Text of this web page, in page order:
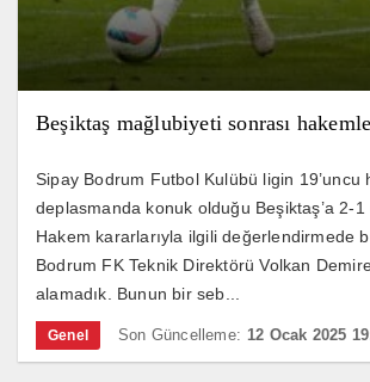
Beşiktaş mağlubiyeti sonrası
Sipay Bodrum Futbol Kulübü ligin 19’uncu
deplasmanda konuk olduğu Beşiktaş’a 2-
Hakem kararlarıyla ilgili değerlendirmede
Bodrum FK Teknik Direktörü Volkan
alamadık. Bunun bir seb...
Genel Son Güncelleme: 12 Ocak 2025